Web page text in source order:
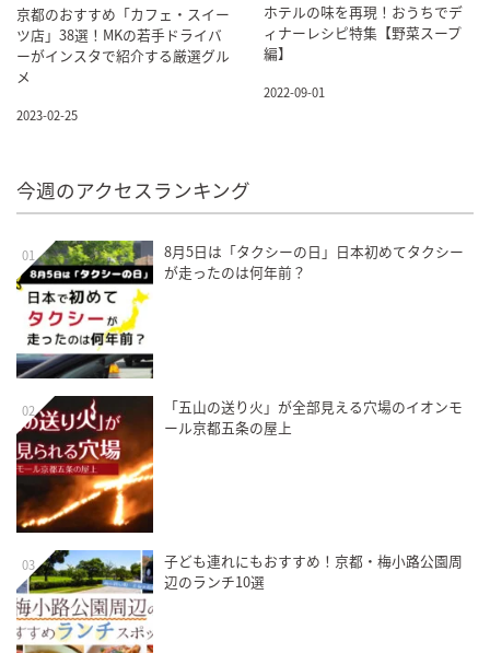
京都のおすすめ「カフェ・スイー
ツ店」38選！MKの若手ドライバ
ーがインスタで紹介する厳選グル
メ
2023-02-25
ホテルの味を再現！おうちでデ
ィナーレシピ特集【野菜スープ
編】
2022-09-01
今週のアクセスランキング
01
8月5日は「タクシーの日」日本初めてタクシー
が走ったのは何年前？
02
「五山の送り火」が全部見える穴場のイオンモ
ール京都五条の屋上
03
子ども連れにもおすすめ！京都・梅小路公園周
辺のランチ10選